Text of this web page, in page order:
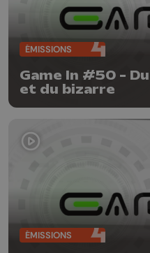
ÉMISSIONS
Game In #50 -
et du bizarre
ÉMISSIONS